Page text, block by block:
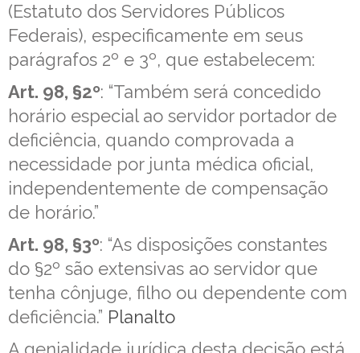
(Estatuto dos Servidores Públicos
Federais), especificamente em seus
parágrafos 2º e 3º, que estabelecem:
Art. 98, §2º: “Também será concedido
horário especial ao servidor portador de
deficiência, quando comprovada a
necessidade por junta médica oficial,
independentemente de compensação
de horário.”
Art. 98, §3º: “As disposições constantes
do §2º são extensivas ao servidor que
tenha cônjuge, filho ou dependente com
deficiência.” Planalto